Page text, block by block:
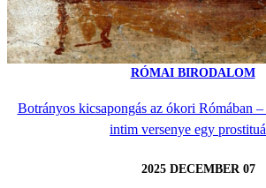
RÓMAI BIRODALOM
Botrányos kicsapongás az ókori Rómában –
intim versenye egy
2025 DECEMBER 07